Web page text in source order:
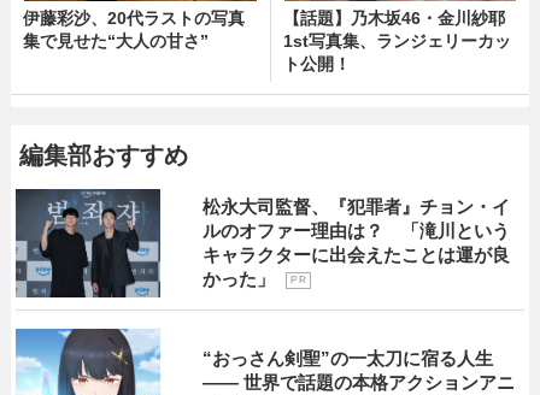
伊藤彩沙、20代ラストの写真
集で見せた“大人の甘さ”
【話題】乃木坂46・金川紗耶
1st写真集、ランジェリーカッ
ト公開！
編集部おすすめ
松永大司監督、『犯罪者』チョン・イ
ルのオファー理由は？ 「滝川という
キャラクターに出会えたことは運が良
かった」
P R
“おっさん剣聖”の一太刀に宿る人生
―― 世界で話題の本格アクションアニ